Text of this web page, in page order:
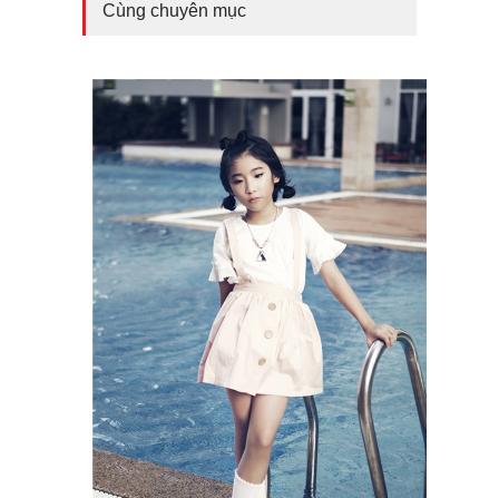
Cùng chuyên mục